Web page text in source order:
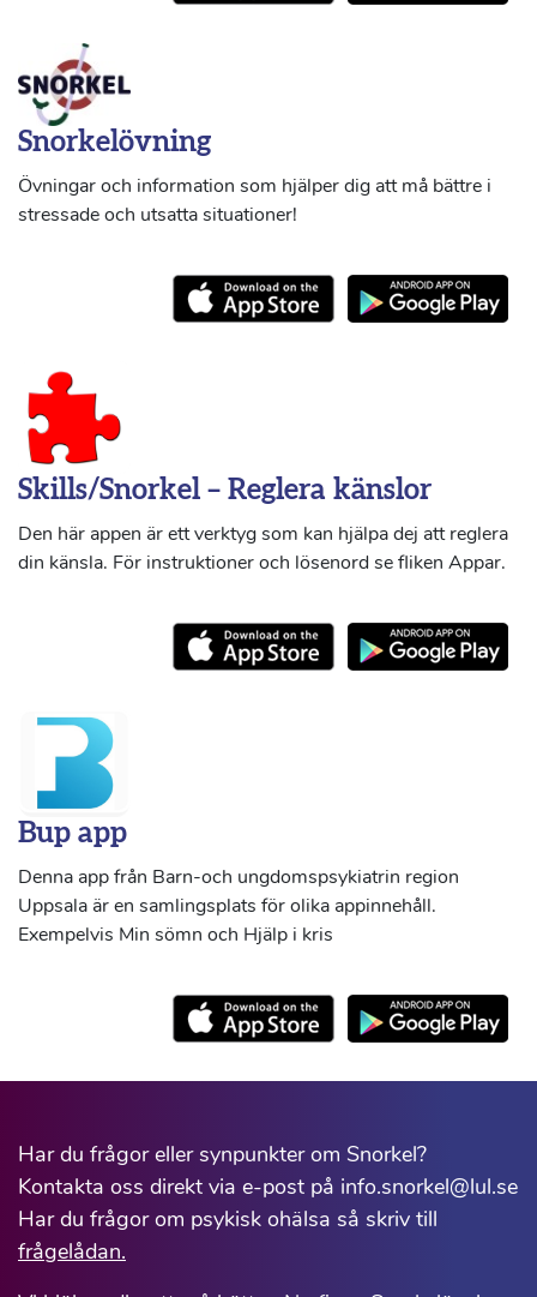
Snorkelövning
Övningar och information som hjälper dig att må bättre i
stressade och utsatta situationer!
Skills/Snorkel – Reglera känslor
Den här appen är ett verktyg som kan hjälpa dej att reglera
din känsla. För instruktioner och lösenord se fliken Appar.
Bup app
Denna app från Barn-och ungdomspsykiatrin region
Uppsala är en samlingsplats för olika appinnehåll.
Exempelvis Min sömn och Hjälp i kris
Har du frågor eller synpunkter om Snorkel?
Kontakta oss direkt via e-post på info.snorkel@lul.se
Har du frågor om psykisk ohälsa så skriv till
frågelådan.